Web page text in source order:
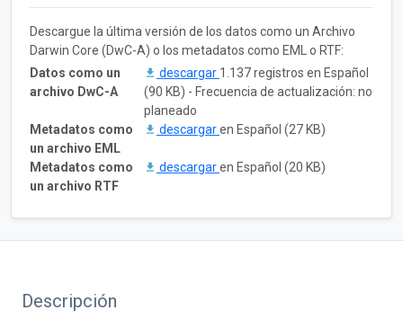
Descargue la última versión de los datos como un Archivo
Darwin Core (DwC-A) o los metadatos como EML o RTF:
Datos como un
archivo DwC-A
descargar 1.137 registros en Español
(90 KB) - Frecuencia de actualización: no
planeado
Metadatos como
un archivo EML
descargaren Español (27 KB)
Metadatos como
un archivo RTF
descargaren Español (20 KB)
Descripción